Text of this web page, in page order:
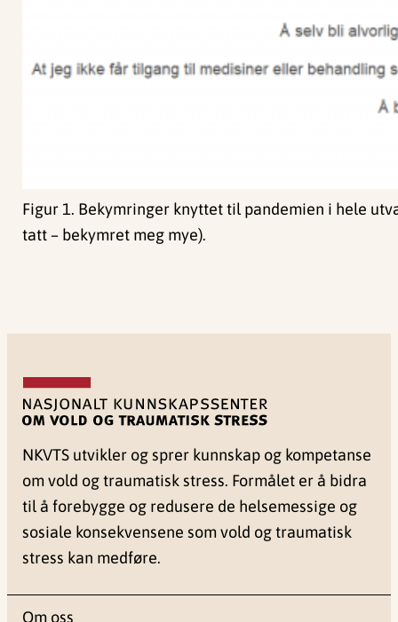
Figur 1. Bekymringer knyttet til pandemien i hele
tatt – bekymret meg mye).
NKVTS utvikler og sprer kunnskap og kompetanse
om vold og traumatisk stress. Formålet er å bidra
til å forebygge og redusere de helsemessige og
sosiale konsekvensene som vold og traumatisk
stress kan medføre.
Om oss